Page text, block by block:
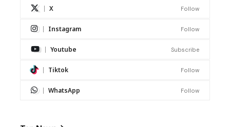
X Follow
Instagram Follow
Youtube Subscribe
Tiktok Follow
WhatsApp Follow